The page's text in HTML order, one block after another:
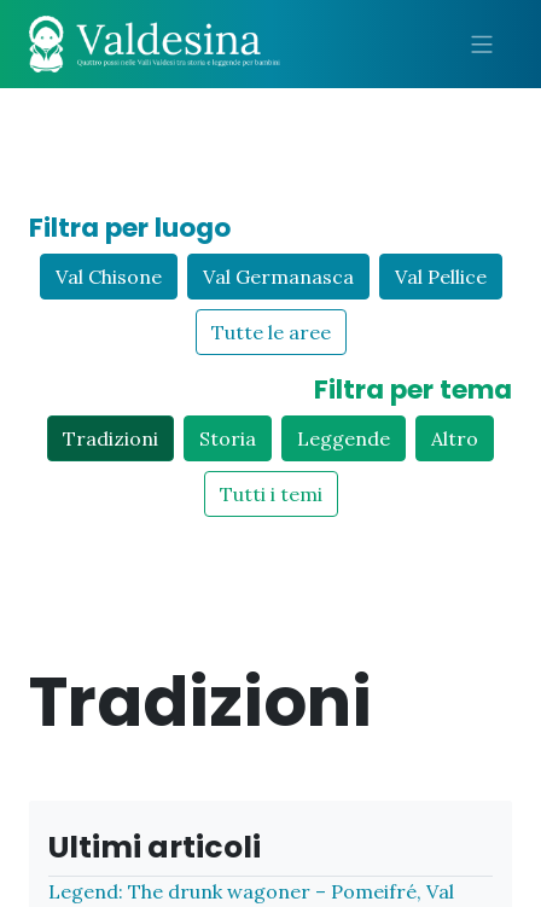
Filtra per luogo
Val Chisone Val Germanasca Val Pellice
Tutte le aree
Filtra per tema
Tradizioni Storia Leggende Altro
Tutti i temi
Tradizioni
Ultimi articoli
Legend: The drunk wagoner – Pomeifré, Val